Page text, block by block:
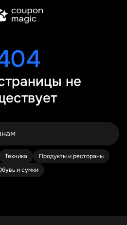
не
Техника
Продукты и рестораны
и сумки